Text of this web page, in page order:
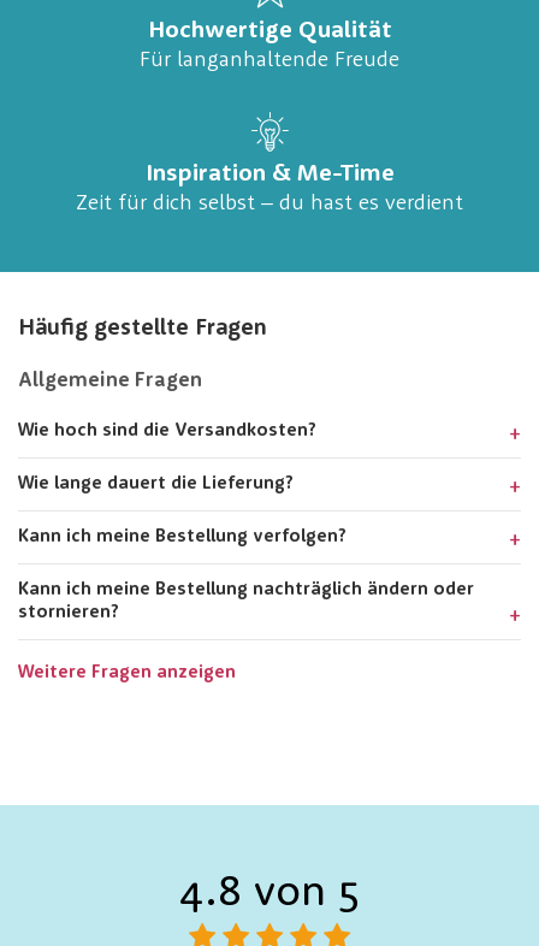
Hochwertige Qualität
Für langanhaltende Freude
Inspiration & Me-Time
Zeit für dich selbst – du hast es verdient
Häufig gestellte Fragen
Allgemeine Fragen
Wie hoch sind die Versandkosten?
Wie lange dauert die Lieferung?
Kann ich meine Bestellung verfolgen?
Kann ich meine Bestellung nachträglich ändern oder
stornieren?
Weitere Fragen anzeigen
4.8 von 5